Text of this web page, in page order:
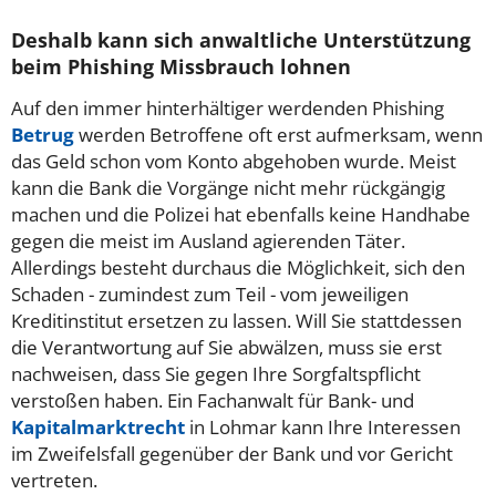
Deshalb kann sich anwaltliche Unterstützung
beim Phishing Missbrauch lohnen
Auf den immer hinterhältiger werdenden Phishing
Betrugwerden Betroffene oft erst aufmerksam, wenn
das Geld schon vom Konto abgehoben wurde. Meist
kann die Bank die Vorgänge nicht mehr rückgängig
machen und die Polizei hat ebenfalls keine Handhabe
gegen die meist im Ausland agierenden Täter.
Allerdings besteht durchaus die Möglichkeit, sich den
Schaden - zumindest zum Teil - vom jeweiligen
Kreditinstitut ersetzen zu lassen. Will Sie stattdessen
die Verantwortung auf Sie abwälzen, muss sie erst
nachweisen, dass Sie gegen Ihre Sorgfaltspflicht
verstoßen haben. Ein Fachanwalt für Bank- und
Kapitalmarktrecht in Lohmar kann Ihre Interessen
im Zweifelsfall gegenüber der Bank und vor Gericht
vertreten.